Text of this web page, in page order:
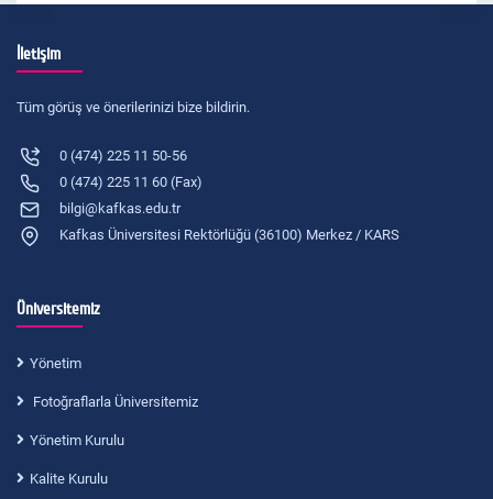
İletişim
Tüm görüş ve önerilerinizi bize bildirin.
0 (474) 225 11 50-56
0 (474) 225 11 60 (Fax)
bilgi@kafkas.edu.tr
Kafkas Üniversitesi Rektörlüğü (36100) Merkez / KARS
Üniversitemiz
Yönetim
Fotoğraflarla Üniversitemiz
Yönetim Kurulu
Kalite Kurulu